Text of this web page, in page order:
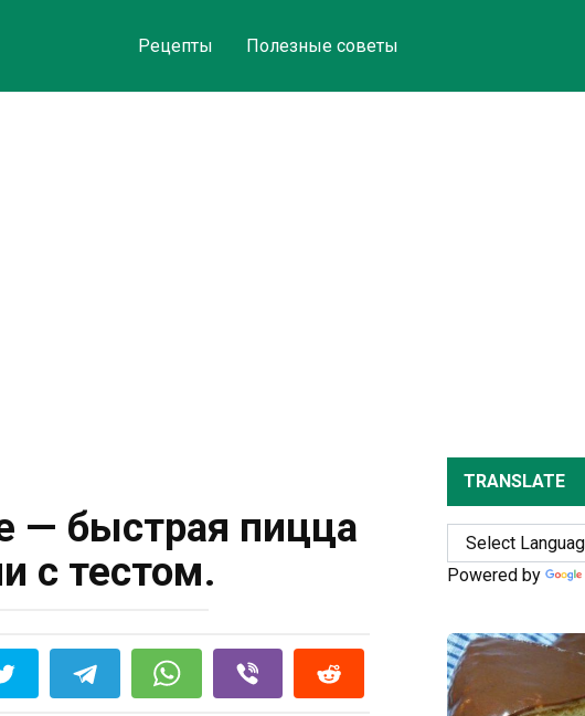
Рецепты Полезные советы
— быстрая пицца
с тестом.
TRANSLATE
Powered by